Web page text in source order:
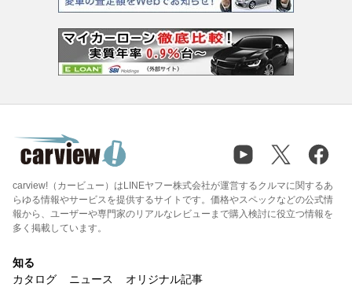
carview!（カービュー）はLINEヤフー株式会社が運営するクルマに関するあ
らゆる情報やサービスを提供するサイトです。価格やスペックなどの公式情
報から、ユーザーや専門家のリアルなレビューまで購入検討に役立つ情報を
多く掲載しています。
知る
カタログ
ニュース オリジナル記事